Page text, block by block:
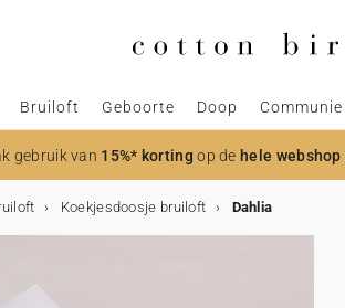
Bruiloft Geboorte Doop Communie
gebruik van 15%* kortingop dehele webshop
Koekjesdoosje bruiloft Dahlia